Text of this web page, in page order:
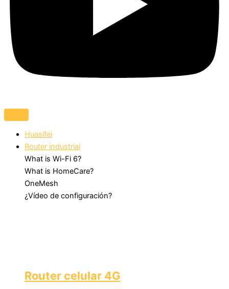
Huasifei
Router industrial
What is Wi-Fi 6?
What is HomeCare?
OneMesh
¿Vídeo de configuración?
Router celular 4G